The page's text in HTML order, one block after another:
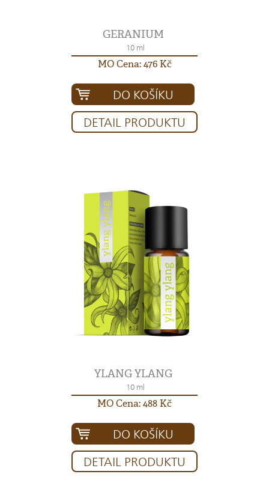
GERANIUM
10 ml
MO Cena: 476 Kč
DO KOŠÍKU
DETAIL PRODUKTU
YLANG YLANG
10 ml
MO Cena: 488 Kč
DO KOŠÍKU
DETAIL PRODUKTU